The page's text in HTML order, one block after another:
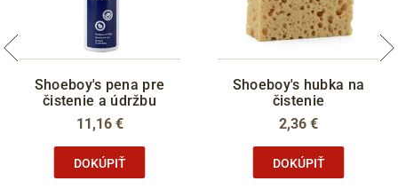
Shoeboy's pena pre
čistenie a údržbu
11,16 €
DOKÚPIŤ
Shoeboy's hubka na
čistenie
2,36 €
DOKÚPIŤ